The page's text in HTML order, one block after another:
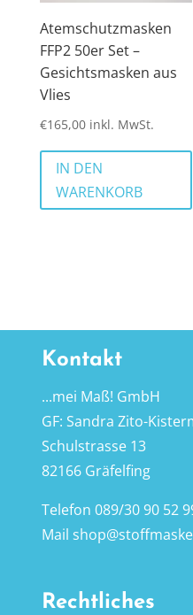
Atemschutzmasken
FFP2 50er Set –
Gesichtsmasken aus
Vlies
€165,00 inkl. MwSt.
IN DEN
WARENKORB
Kontakt
...mei Maß! GmbH
GF: Sandra Zito-
Schulstrasse 13
82166 Gräfelfing
Telefon 089/30 90 52
Mail
Rechtliches